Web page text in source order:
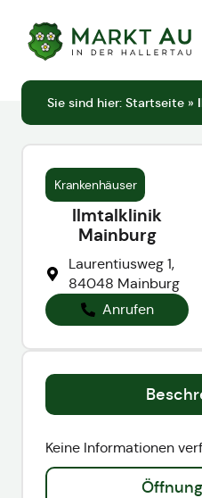
Sie sind hier: Startseite »
Krankenhäuser
Ilmtalklinik
Mainburg
Laurentiusweg 1,
84048 Mainburg
Anrufen
Keine Informationen